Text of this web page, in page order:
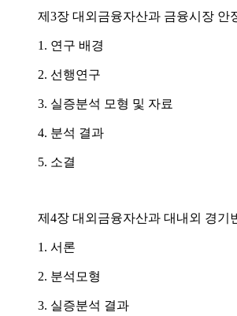
제3장 대외금융자산과 금융시장 안
1. 연구 배경
2. 선행연구
3. 실증분석 모형 및 자료
4. 분석 결과
5. 소결
제4장 대외금융자산과 대내외 경기
1. 서론
2. 분석모형
3. 실증분석 결과